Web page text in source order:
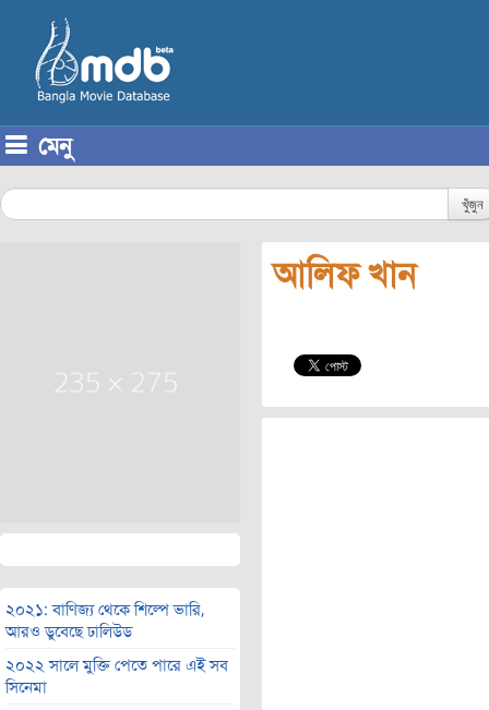
মেনু
খুঁজুন
২০২১: বাণিজ্য থেকে শিল্পে ভারি,
আরও ডুবেছে ঢালিউড
২০২২ সালে মুক্তি পেতে পারে এই সব
সিনেমা
আলিফ খান